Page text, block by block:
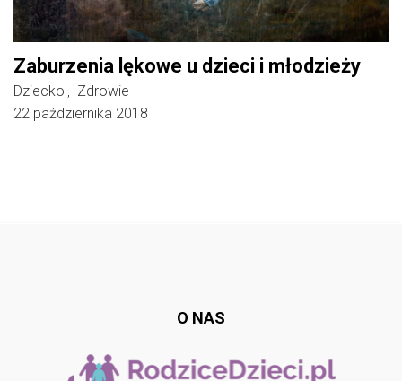
Zaburzenia lękowe u dzieci i młodzieży
Dziecko ,
Zdrowie
22 października 2018
O NAS